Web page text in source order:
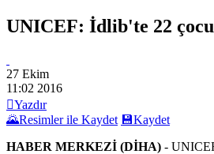
UNICEF: İdlib'te 22
27 Ekim
11:02 2016
Yazdır
🌄Resimler ile Kaydet 💾Kaydet
HABER MERKEZİ (DİHA) -